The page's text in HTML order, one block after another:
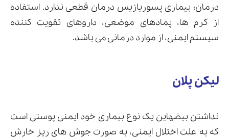
درمان: بیماری پسوریازیس درمان قطعی ندارد. استفاده
از کرم ها، پمادهای موضعی، داروهای تقویت کننده
سیستم ایمنی، از موارد درمانی می باشد.
لیکن پلان
نداشتن بیضهاین یک نوع بیماری خود ایمنی پوستی است
که به علت اختلال ایمنی، به صورت جوش های ریز خارش